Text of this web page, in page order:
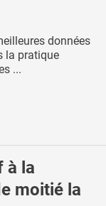
données
la pratique
...
à la
moitié la